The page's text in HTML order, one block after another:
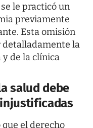
le practicó un
previamente
Esta omisión
detalladamente la
y de la clínica
salud debe
el derecho